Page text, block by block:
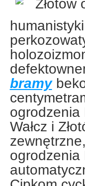
bramy
ogrodzenia
Wałcz i
ogrodzenia